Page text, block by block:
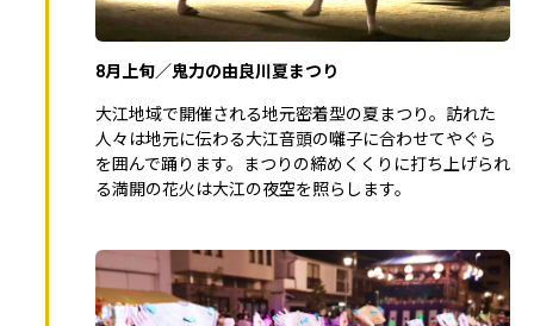
8月上旬／鬼力の由良川夏まつり
大江地域で開催される地元密着型の夏まつり。訪れた
人々は地元に伝わる大江音頭の囃子に合わせてやぐら
を囲んで踊ります。まつりの締めくくりに打ち上げられ
る満開の花火は大江の夜空を照らします。